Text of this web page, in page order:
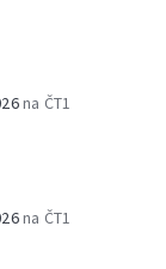
na ČT1
na ČT1